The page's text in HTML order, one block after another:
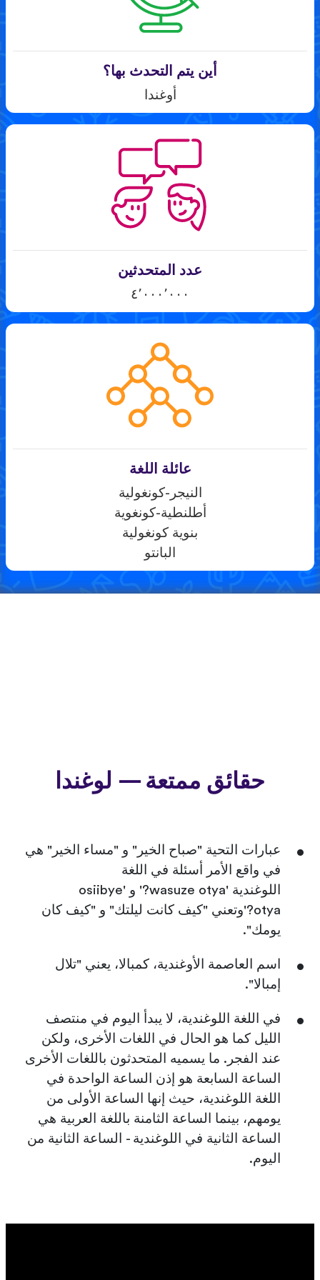
أين يتم التحدث بها؟
أوغندا
عدد المتحدثين
٤٬٠٠٠٬٠٠٠
عائلة اللغة
النيجر-كونغولية
أطلنطية-كونغوية
بنوية كونغولية
البانتو
حقائق ممتعة — لوغندا
عبارات التحية "صباح الخير" و "مساء الخير" هي
في واقع الأمر أسئلة في اللغة
اللوغندية 'wasuze otya?' و 'osiibye
otya?'وتعني "كيف كانت ليلتك" و "كيف كان
يومك".
اسم العاصمة الأوغندية، كمبالا، يعني "تلال
إمبالا".
في اللغة اللوغندية، لا يبدأ اليوم في منتصف
الليل كما هو الحال في اللغات الأخرى، ولكن
عند الفجر. ما يسميه المتحدثون باللغات الأخرى
الساعة السابعة هو إذن الساعة الواحدة في
اللغة اللوغندية، حيث إنها الساعة الأولى من
يومهم، بينما الساعة الثامنة باللغة العربية هي
الساعة الثانية في اللوغندية - الساعة الثانية من
اليوم.